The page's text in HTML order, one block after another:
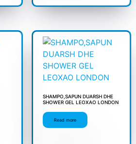
SHAMPO,SAPUN DUARSH DHE
SHOWER GEL LEOXAO LONDON
Read more